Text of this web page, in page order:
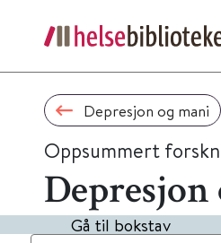
Depresjon og mani
Oppsummert
Depresjon
Gå til bokstav